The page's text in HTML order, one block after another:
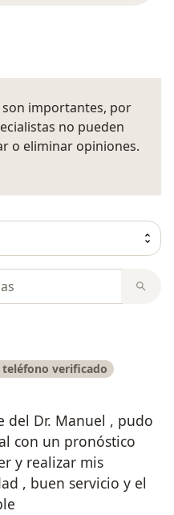
son importantes, por
no pueden
o eliminar opiniones.
verificado
del Dr. Manuel , pudo
con un pronóstico
y realizar mis
, buen servicio y el